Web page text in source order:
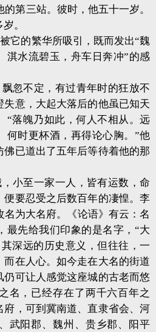
第三站。彼时，他五十一岁。
。
它的繁华所吸引，既而发出“魏
淇水流碧玉，舟车日奔冲”的感
忽不定，有过青年时的狂放不
意，大起大落后的他虽已知天
“落魄乃如此，何人不相从。远
何时更杯酒，再得论心胸。”他
已道出了五年后等待着他的那
小至一家一人，皆有运数，命
要忍受之后数百年的凄惶。李
名为大名府。《论语》有云：名
最先给我们印象的是名字，“大
深远的历史意义，但往往，一
在人心。如今走在大名的街道
可让人感觉这座城的古老而悠
名，已经存在了两千六百年之
府，可到冀南道、直隶省会、河
武阳郡、魏州、贵乡郡、阳平